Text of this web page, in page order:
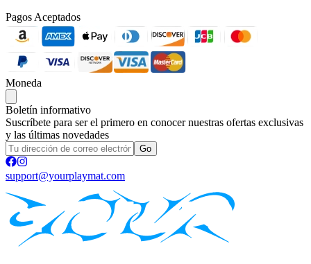
Pagos Aceptados
Moneda
Boletín informativo
Suscríbete para ser el primero en conocer nuestras ofertas exclusivas
y las últimas novedades
Go
support@yourplaymat.com